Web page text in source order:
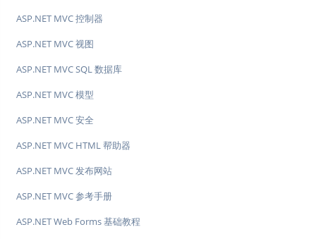
ASP.NET MVC 控制器
ASP.NET MVC 视图
ASP.NET MVC SQL 数据库
ASP.NET MVC 模型
ASP.NET MVC 安全
ASP.NET MVC HTML 帮助器
ASP.NET MVC 发布网站
ASP.NET MVC 参考手册
ASP.NET Web Forms 基础教程